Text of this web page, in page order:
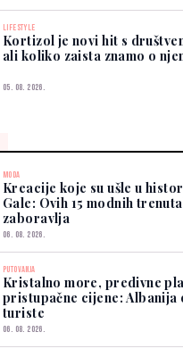
LIFESTYLE
Kortizol je novi hit s
ali koliko zaista znamo o
05. 08. 2026.
MODA
Kreacije koje su ušle u
Gale: Ovih 15 modnih
zaboravlja
06. 08. 2026.
PUTOVANJA
Kristalno more, predivne
pristupačne cijene: Albanija
turiste
06. 08. 2026.